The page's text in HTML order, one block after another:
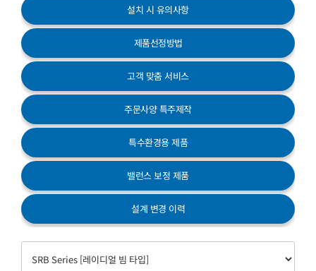
설치 시 유의사항
제품선정방법
고객 맞춤 서비스
주문사양 특주제작
특수환경용 제품
밸런스 보정 제품
설계 변경 이력